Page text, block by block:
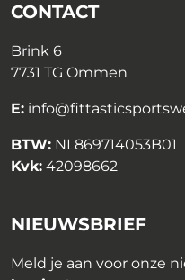
CONTACT
Brink 6
7731 TG Ommen
E:
BTW: NL869714053B01
Kvk: 42098662
NIEUWSBRIEF
Meld je aan voor onze